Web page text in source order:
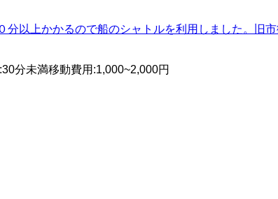
以上かかるので船のシャトルを利用しました。旧
:30分未満移動費用 :1,000~2,000円